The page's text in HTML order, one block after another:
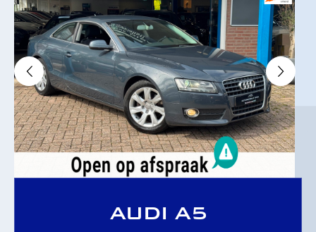
DIENSTEN
WERKPLAATS
OVER ONS
CONTACT
AUDI A5